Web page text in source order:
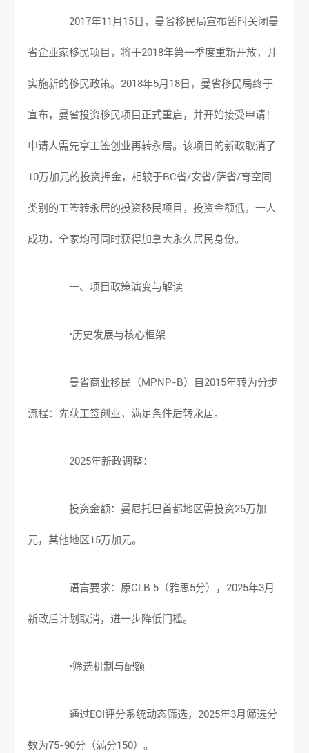
2017年11月15日，曼省移民局宣布暂时关闭曼
省企业家移民项目，将于2018年第一季度重新开放，并
实施新的移民政策。2018年5月18日，曼省移民局终于
宣布，曼省投资移民项目正式重启，并开始接受申请！
申请人需先拿工签创业再转永居。该项目的新政取消了
10万加元的投资押金，相较于BC省/安省/萨省/育空同
类别的工签转永居的投资移民项目，投资金额低，一人
成功，全家均可同时获得加拿大永久居民身份。
一、项目政策演变与解读
•历史发展与核心框架
曼省商业移民（MPNP-B）自2015年转为分步
流程：先获工签创业，满足条件后转永居。
2025年新政调整：
投资金额：曼尼托巴首都地区需投资25万加
元，其他地区15万加元。
语言要求：原CLB 5（雅思5分），2025年3月
新政后计划取消，进一步降低门槛。
•筛选机制与配额
通过EOI评分系统动态筛选，2025年3月筛选分
数为75-90分（满分150）。